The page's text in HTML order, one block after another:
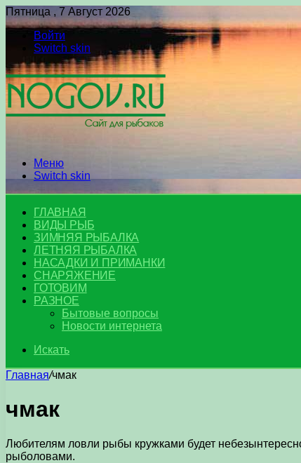
Пятница , 7 Август 2026
Войти
Switch skin
Меню
Switch skin
ГЛАВНАЯ
ВИДЫ РЫБ
ЗИМНЯЯ РЫБАЛКА
ЛЕТНЯЯ РЫБАЛКА
НАСАДКИ И ПРИМАНКИ
СНАРЯЖЕНИЕ
ГОТОВИМ
РАЗНОЕ
Бытовые вопросы
Новости интернета
Искать
Главная/чмак
чмак
Любителям ловли рыбы кружками будет
рыболовами.